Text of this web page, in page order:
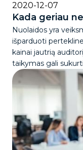
2020-12-07
Kada geriau
Nuolaidos yra
išparduoti
kainai jautrią
taikymas gali